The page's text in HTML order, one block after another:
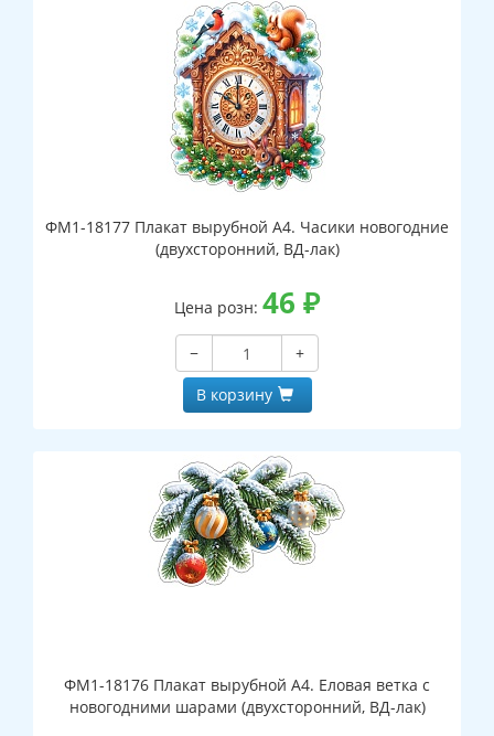
ФМ1-18177 Плакат вырубной А4. Часики новогодние
(двухсторонний, ВД-лак)
Цена розн: 46 ₽
−
+
В корзину
ФМ1-18176 Плакат вырубной А4. Еловая ветка с
новогодними шарами (двухсторонний, ВД-лак)